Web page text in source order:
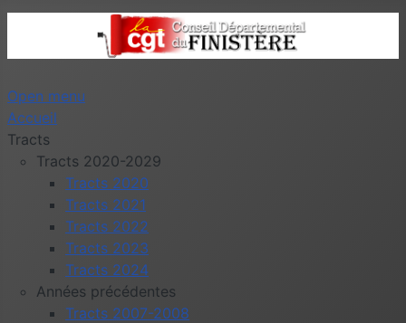
Open menu
Accueil
Tracts
Tracts 2020-2029
Tracts 2020
Tracts 2021
Tracts 2022
Tracts 2023
Tracts 2024
Années précédentes
Tracts 2007-2008